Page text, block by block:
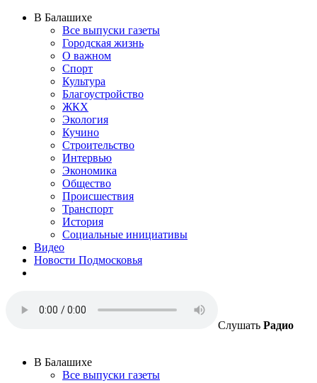
В Балашихе
Все выпуски газеты
Городская жизнь
О важном
Спорт
Культура
Благоустройство
ЖКХ
Экология
Кучино
Строительство
Интервью
Экономика
Общество
Происшествия
Транспорт
История
Социальные инициативы
Видео
Новости Подмосковья
Слушать Радио
В Балашихе
Все выпуски газеты